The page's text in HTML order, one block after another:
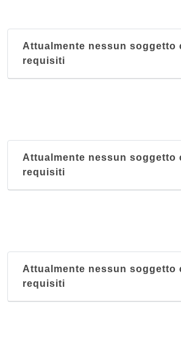
Attualmente nessun soggetto
requisiti
Attualmente nessun soggetto
requisiti
Attualmente nessun soggetto
requisiti